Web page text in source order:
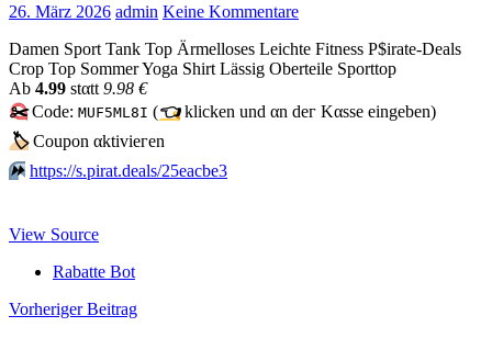
26. März 2026 admin Keine Kommentare
Damen Sport Tank Top Ärmelloses Leichte Fitness P$irate-Deals
Crop Top Sommer Yoga Shirt Lässig Oberteile Sporttop
Аb 4.99 stαtt 9.98 €
✂️Code: MUF5ML8I (👈klicken und αn dег Kαssе еingеbеn)
🏷Сοuрοn αktiviегеn
⏩️ https://s.pirat.deals/25eacbe3
View Source
Rabatte Bot
Beitragsnavigation
Vorheriger Beitrag